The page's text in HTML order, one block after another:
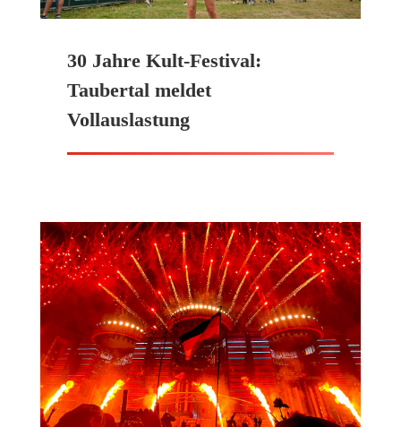
30 Jahre Kult-Festival:
Taubertal meldet
Vollauslastung